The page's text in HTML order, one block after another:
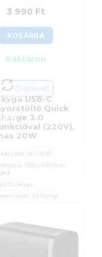
3 990 Ft
KOSÁRBA
Raktáron
Összevet
USB-C
Quick
3.0
(220V),
20W
AK-CH-18
USB-s töltők és
Akyga
24 hónap